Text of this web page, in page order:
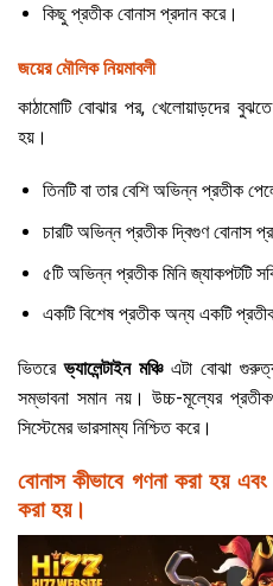
কিছু প্রতীক বোনাস প্রদান করে।
জয়ের মৌলিক নিয়মাবলী
কাঠামোটি বোঝার পর, খেলোয়াড়দের
হয়।
তিনটি বা তার বেশি অভিন্ন প্রতীক
চারটি অভিন্ন প্রতীক দ্বিগুণ বোনাস
৫টি অভিন্ন প্রতীক মিনি জ্যাকপটটি
একটি বিশেষ প্রতীক অন্য একটি
ভিতরেভ্যালেন্টাইন মঞ্চি এটা বোঝা
সম্ভাবনা সমান নয়। উচ্চ-মূল্যের
সিস্টেমের ভারসাম্য নিশ্চিত করে।
বোনাস কীভাবে গণনা করা হয় এবং
করা হয়।